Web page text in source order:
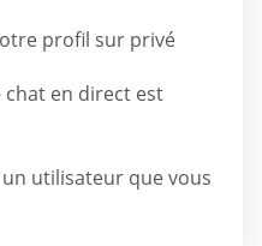
profil sur privé
en direct est
utilisateur que vous